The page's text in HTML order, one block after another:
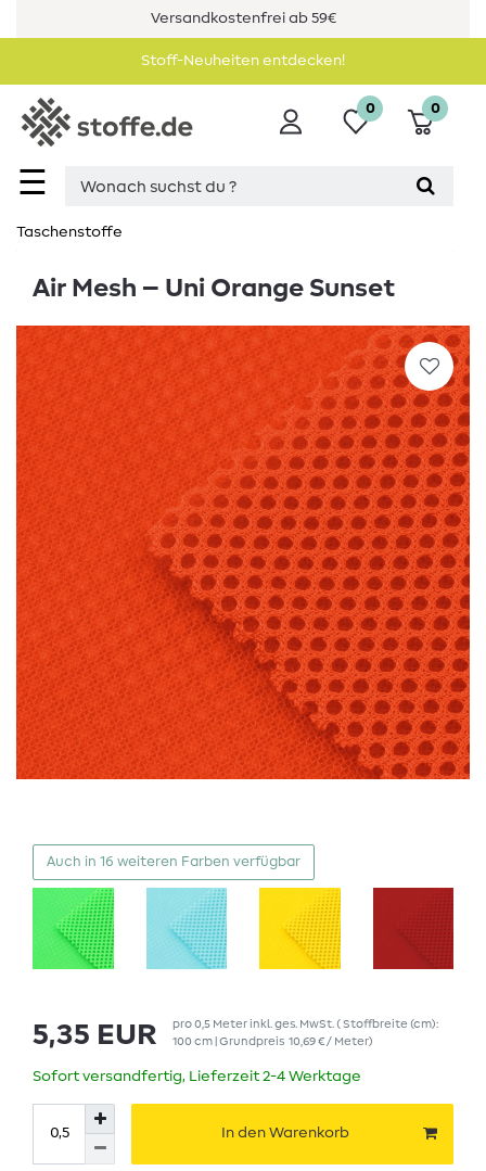
Versandkostenfrei ab 59€
Stoff-Neuheiten entdecken!
☰
0 0
Taschenstoffe
Air Mesh – Uni Orange Sunset
Auch in 16 weiteren Farben verfügbar
5,35 EUR pro0,5 Meterinkl. ges. MwSt. ( Stoffbreite (cm):
100 cm | Grundpreis 10,69 € / Meter)
Sofort versandfertig, Lieferzeit 2-4 Werktage
In den Warenkorb